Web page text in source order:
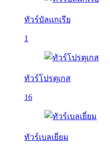
ทัวร์บัลเเกเรีย
1
ทัวร์โปรตุเกส
16
ทัวร์เบลเยี่ยม